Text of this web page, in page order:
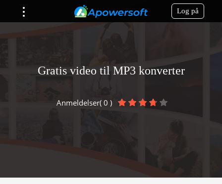
Log på
Gratis video til MP3 konverter
Anmeldelser( 0 )